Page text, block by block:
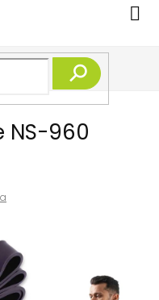
NS-960